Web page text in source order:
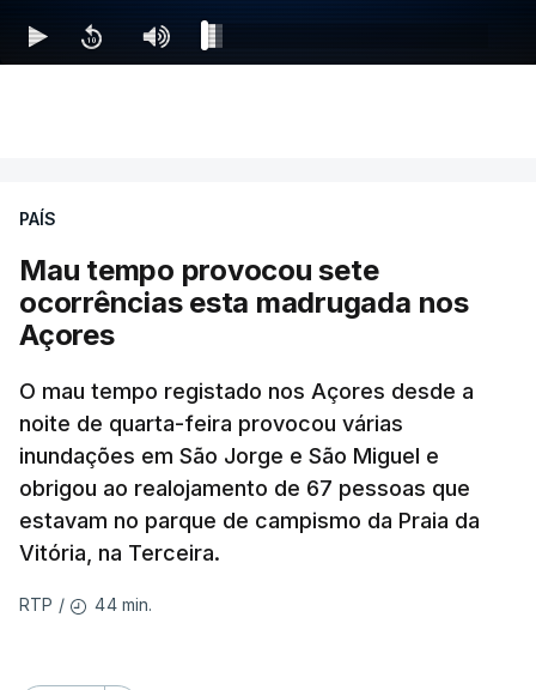
PAÍS
Mau tempo provocou sete
ocorrências esta madrugada nos
Açores
O mau tempo registado nos Açores desde a
noite de quarta-feira provocou várias
inundações em São Jorge e São Miguel e
obrigou ao realojamento de 67 pessoas que
estavam no parque de campismo da Praia da
Vitória, na Terceira.
RTP / 44 min.